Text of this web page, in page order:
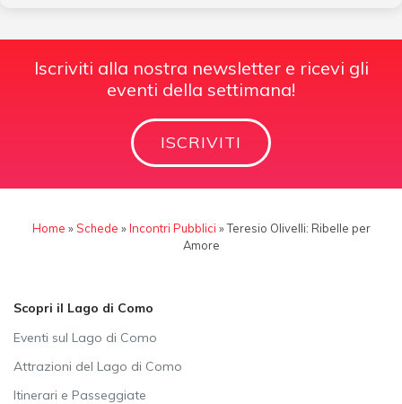
Iscriviti alla nostra newsletter e ricevi gli
eventi della settimana!
ISCRIVITI
Home »Schede »Incontri Pubblici »Teresio Olivelli: Ribelle per
Amore
Scopri il Lago di Como
Eventi sul Lago di Como
Attrazioni del Lago di Como
Itinerari e Passeggiate